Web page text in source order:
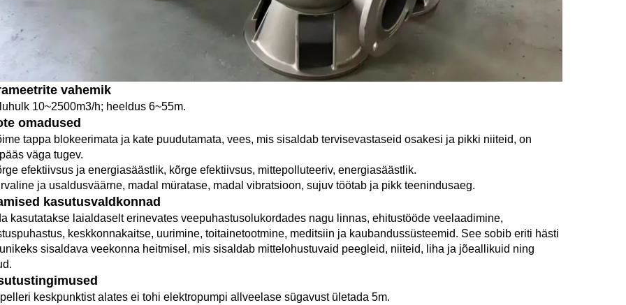
vahemik
10~2500m3/h; heeldus 6~55m.
omadused
tappa blokeerimata ja kate puudutamata, vees, mis sisaldab tervisevastaseid osakesi ja pikki niiteid, on
väga tugev.
efektiivsus ja energiasäästlik, kõrge efektiivsus, mittepolluteeriv, energiasäästlik.
ja usaldusväärne, madal müratase, madal vibratsioon, sujuv töötab ja pikk teenindusaeg.
kasutusvaldkonnad
kasutatakse laialdaselt erinevates veepuhastusolukordades nagu linnas, ehitustööde veelaadimine,
keskkonnakaitse, uurimine, toitainetootmine, meditsiin ja kaubandussüsteemid. See sobib eriti hästi
sisaldava veekonna heitmisel, mis sisaldab mittelohustuvaid peegleid, niiteid, liha ja jõeallikuid ning
keskpunktist alates ei tohi elektropumpi allveelase sügavust ületada 5m.